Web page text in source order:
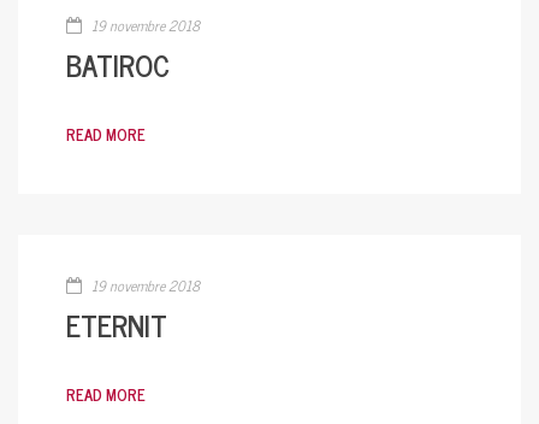
19 novembre 2018
BATIROC
READ MORE
19 novembre 2018
ETERNIT
READ MORE